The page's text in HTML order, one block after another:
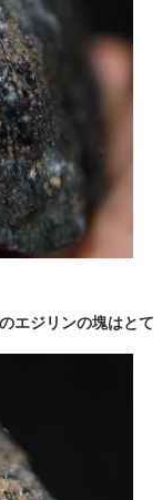
エジリンの塊はとて